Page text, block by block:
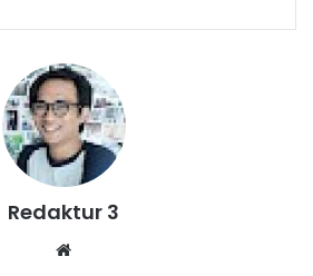
Redaktur 3